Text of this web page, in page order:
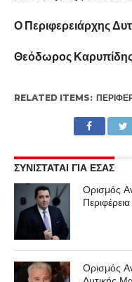
Ο Περιφερειάρχης
Θεόδωρος
RELATED ITEMS:
ΣΥΝΙΣΤΑΤΑΙ ΓΙΑ ΕΣΑΣ
Ορισμός
Ορισμός